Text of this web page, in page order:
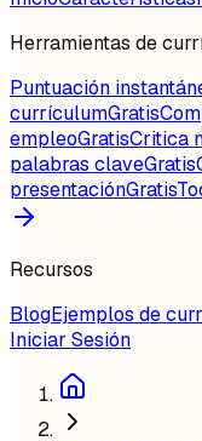
Herramientas de
Puntuación
currículumGratis
empleoGratisCritica
palabras claveGratis
presentaciónGratis
Recursos
BlogEjemplos de
Iniciar Sesión